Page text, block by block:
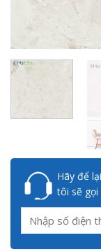
Hãy để lại
tôi sẽ gọi